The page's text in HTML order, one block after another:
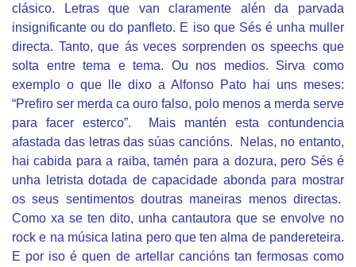
clásico. Letras que van claramente alén da parvada
insignificante ou do panfleto. E iso que Sés é unha muller
directa. Tanto, que ás veces sorprenden os speechs que
solta entre tema e tema. Ou nos medios. Sirva como
exemplo o que lle dixo a Alfonso Pato hai uns meses:
“Prefiro ser merda ca ouro falso, polo menos a merda serve
para facer esterco”. Mais mantén esta contundencia
afastada das letras das súas cancións. Nelas, no entanto,
hai cabida para a raiba, tamén para a dozura, pero Sés é
unha letrista dotada de capacidade abonda para mostrar
os seus sentimentos doutras maneiras menos directas.
Como xa se ten dito, unha cantautora que se envolve no
rock e na música latina pero que ten alma de pandereteira.
E por iso é quen de artellar cancións tan fermosas como